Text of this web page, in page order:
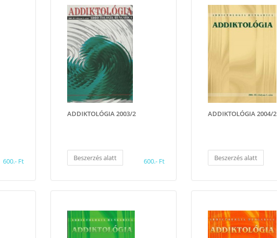
600.- Ft
ADDIKTOLÓGIA 2003/2
Beszerzés alatt 600.- Ft
ADDIKTOLÓGIA 2004/2
Beszerzés alatt